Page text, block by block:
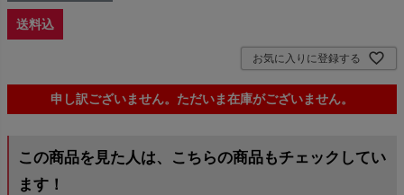
送料込
お気に入りに登録する
申し訳ございません。ただいま在庫がございません。
この商品を見た人は、こちらの商品もチェックしてい
ます！